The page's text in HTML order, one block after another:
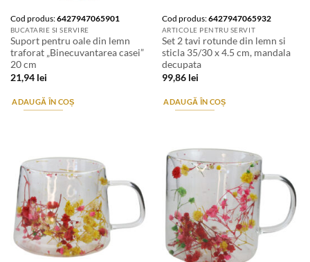
Cod produs:6427947065901
BUCATARIE SI SERVIRE
Suport pentru oale din lemn
traforat „Binecuvantarea casei”
20 cm
21,94 lei
ADAUGĂ ÎN COȘ
Cod produs:6427947065932
ARTICOLE PENTRU SERVIT
Set 2 tavi rotunde din lemn si
sticla 35/30 x 4.5 cm, mandala
decupata
99,86 lei
ADAUGĂ ÎN COȘ